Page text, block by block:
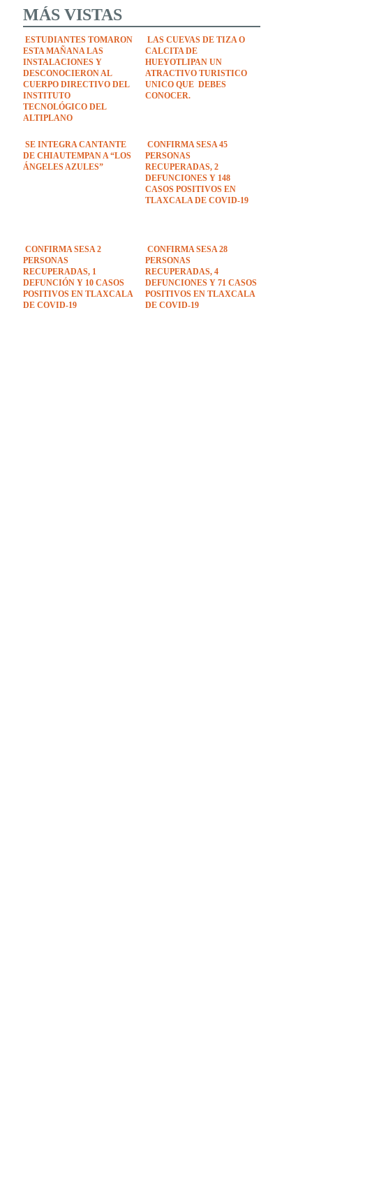
MÁS VISTAS
ESTUDIANTES TOMARON
ESTA MAÑANA LAS
INSTALACIONES Y
DESCONOCIERON AL
CUERPO DIRECTIVO DEL
INSTITUTO
TECNOLÓGICO DEL
ALTIPLANO
LAS CUEVAS DE TIZA O
CALCITA DE
HUEYOTLIPAN UN
ATRACTIVO TURISTICO
UNICO QUE DEBES
CONOCER.
SE INTEGRA CANTANTE
DE CHIAUTEMPAN A “LOS
ÁNGELES AZULES”
CONFIRMA SESA 45
PERSONAS
RECUPERADAS, 2
DEFUNCIONES Y 148
CASOS POSITIVOS EN
TLAXCALA DE COVID-19
CONFIRMA SESA 2
PERSONAS
RECUPERADAS, 1
DEFUNCIÓN Y 10 CASOS
POSITIVOS EN TLAXCALA
DE COVID-19
CONFIRMA SESA 28
PERSONAS
RECUPERADAS, 4
DEFUNCIONES Y 71 CASOS
POSITIVOS EN TLAXCALA
DE COVID-19